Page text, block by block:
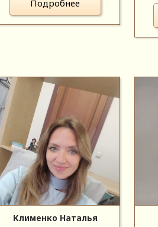
Подробнее
Клименко Наталья